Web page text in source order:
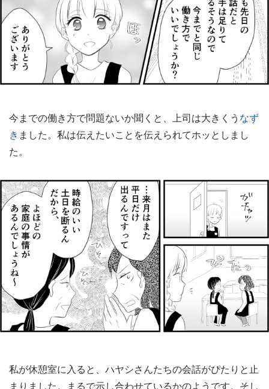
今までの働き方で問題ないか聞くと、上司は大きくう なず
き ました。私は伝えたいことを伝えられてホッとしまし
た。
私が休憩室に入ると、ハヤシさんたちの会話がぴたりと止
まりました。まるで示し合わせているかのようです。そし